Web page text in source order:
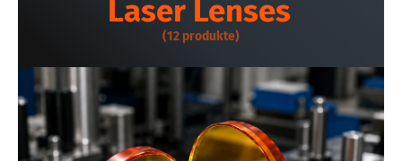
Laser Lenses
(12 produkte)